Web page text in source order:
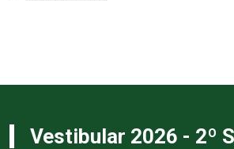
Vestibular 2026 - 2º